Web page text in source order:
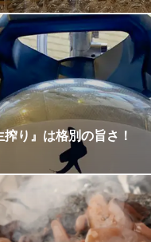
ではの、ワインの数が自慢
む機会の少ないものまで世
ン好きにはたまらない銘柄
SANOYA
タリアン
公園駅 徒歩6分
矢町3-16
り』は格別の旨さ！
はここだけ！お客様の目の
ですよ♪酒蔵の樽から瓶に
保たれ、他と比べてスッキ